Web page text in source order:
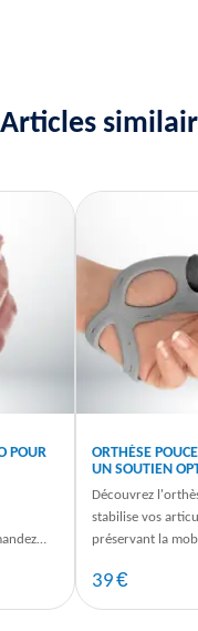
Articles
POUR
ORTHÈSE
UN SOUTIEN
Découvrez
stabilise vos
préservant la
39€